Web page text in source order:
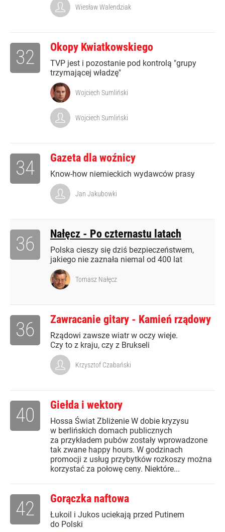
Wiesław Walendziak
Okopy Kwiatkowskiego
TVP jest i pozostanie pod kontrolą "grupy
trzymającej władzę"
32
Wojciech Sumliński
Wojciech Sumliński
Gazeta dla woźnicy
Know-how niemieckich wydawców prasy
34
Jan Jakubowki
Nałęcz - Po czternastu latach
Polska cieszy się dziś bezpieczeństwem,
jakiego nie zaznała niemal od 400 lat
36
Tomasz Nałęcz
Zawracanie gitary - Kamień rządowy
Rządowi zawsze wiatr w oczy wieje.
Czy to z kraju, czy z Brukseli
36
Krzysztof Czabański
Giełda i wektory
Hossa Świat Zbliżenie W dobie kryzysu
w berlińskich domach publicznych
za przykładem pubów zostały wprowadzone
tak zwane happy hours. W godzinach
promocji z usług przybytków rozkoszy można
korzystać za połowę ceny. Niektóre...
40
Gorączka naftowa
Łukoil i Jukos uciekają przed Putinem
do Polski
42